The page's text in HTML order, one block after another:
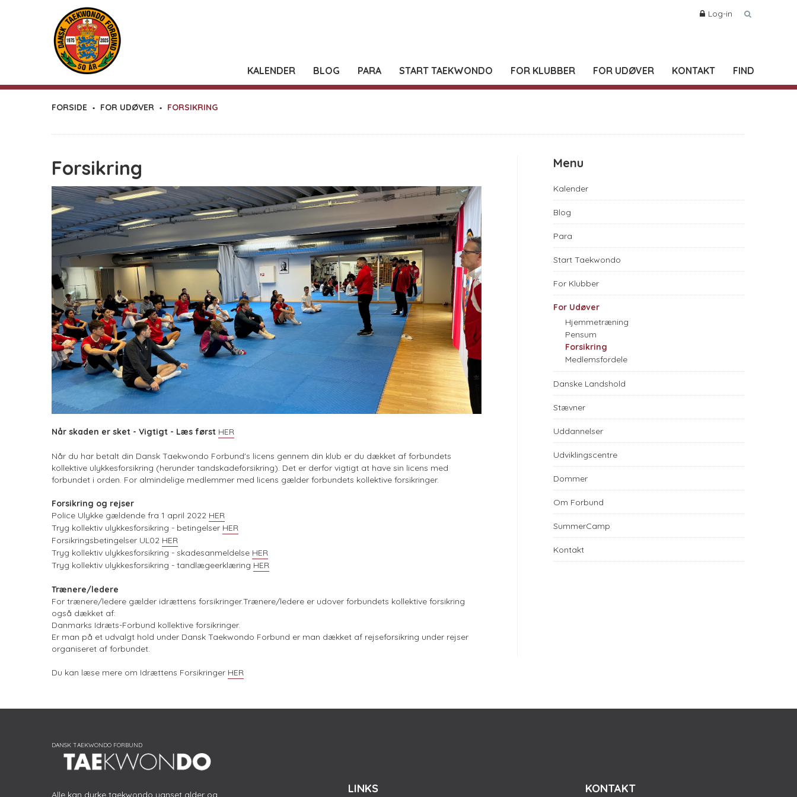
Log-in
KALENDER BLOG PARA START TAEKWONDO FOR KLUBBER FOR UDØVER KONTAKT FIND
FORSIDE FOR UDØVER FORSIKRING
Forsikring
Når skaden er sket - Vigtigt - Læs først HER
Når du har betalt din Dansk Taekwondo Forbund's licens gennem din klub er du dækket af forbundets
kollektive ulykkesforsikring (herunder tandskadeforsikring). Det er derfor vigtigt at have sin licens med
forbundet i orden. For almindelige medlemmer med licens gælder forbundets kollektive forsikringer.
Forsikring og rejser
Police Ulykke gældende fra 1 april 2022 HER
Tryg kollektiv ulykkesforsikring - betingelser HER
Forsikringsbetingelser UL02 HER
Tryg kollektiv ulykkesforsikring - skadesanmeldelse HER
Tryg kollektiv ulykkesforsikring - tandlægeerklæring HER
Trænere/ledere
For trænere/ledere gælder idrættens forsikringer.Trænere/ledere er udover forbundets kollektive forsikring
også dækket af:
Danmarks Idræts-Forbund kollektive forsikringer.
Er man på et udvalgt hold under Dansk Taekwondo Forbund er man dækket af rejseforsikring under rejser
organiseret af forbundet.
Du kan læse mere om Idrættens Forsikringer HER
Menu
Kalender
Blog
Para
Start Taekwondo
For Klubber
For Udøver
Hjemmetræning
Pensum
Forsikring
Medlemsfordele
Danske Landshold
Stævner
Uddannelser
Udviklingscentre
Dommer
Om Forbund
SummerCamp
Kontakt
Alle kan dyrke taekwondo uanset alder og LINKS KONTAKT